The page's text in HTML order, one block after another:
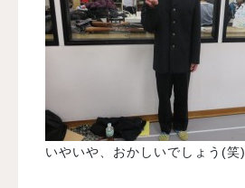
いやいや、おかしいでしょう(笑)